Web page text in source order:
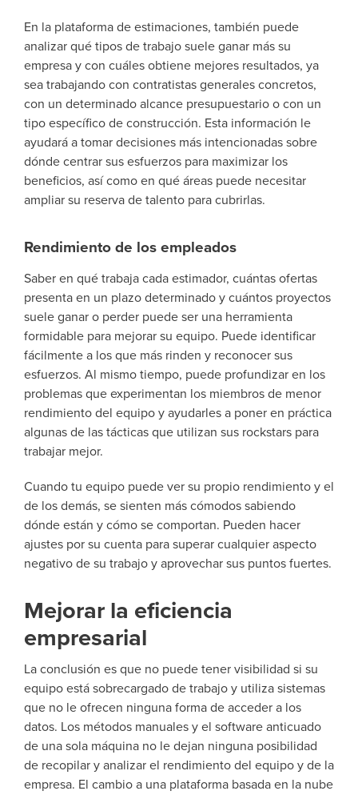
En la plataforma de estimaciones, también puede
analizar qué tipos de trabajo suele ganar más su
empresa y con cuáles obtiene mejores resultados, ya
sea trabajando con contratistas generales concretos,
con un determinado alcance presupuestario o con un
tipo específico de construcción. Esta información le
ayudará a tomar decisiones más intencionadas sobre
dónde centrar sus esfuerzos para maximizar los
beneficios, así como en qué áreas puede necesitar
ampliar su reserva de talento para cubrirlas.
Rendimiento de los empleados
Saber en qué trabaja cada estimador, cuántas ofertas
presenta en un plazo determinado y cuántos proyectos
suele ganar o perder puede ser una herramienta
formidable para mejorar su equipo. Puede identificar
fácilmente a los que más rinden y reconocer sus
esfuerzos. Al mismo tiempo, puede profundizar en los
problemas que experimentan los miembros de menor
rendimiento del equipo y ayudarles a poner en práctica
algunas de las tácticas que utilizan sus rockstars para
trabajar mejor.
Cuando tu equipo puede ver su propio rendimiento y el
de los demás, se sienten más cómodos sabiendo
dónde están y cómo se comportan. Pueden hacer
ajustes por su cuenta para superar cualquier aspecto
negativo de su trabajo y aprovechar sus puntos fuertes.
Mejorar la eficiencia
empresarial
La conclusión es que no puede tener visibilidad si su
equipo está sobrecargado de trabajo y utiliza sistemas
que no le ofrecen ninguna forma de acceder a los
datos. Los métodos manuales y el software anticuado
de una sola máquina no le dejan ninguna posibilidad
de recopilar y analizar el rendimiento del equipo y de la
empresa. El cambio a una plataforma basada en la nube